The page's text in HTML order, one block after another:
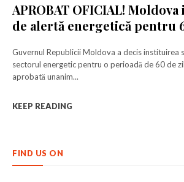
APROBAT OFICIAL!
de alertă energetică pentru
Guvernul Republicii Moldova a decis instituirea
sectorul energetic pentru o perioadă de 60 de
aprobată unanim...
KEEP READING
FIND US ON